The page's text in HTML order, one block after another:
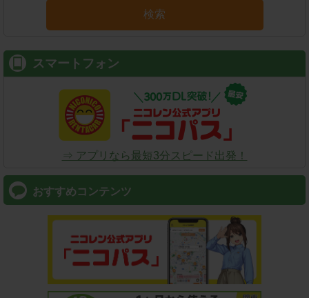
検索
スマートフォン
⇒ アプリなら最短3分スピード出発！
おすすめコンテンツ